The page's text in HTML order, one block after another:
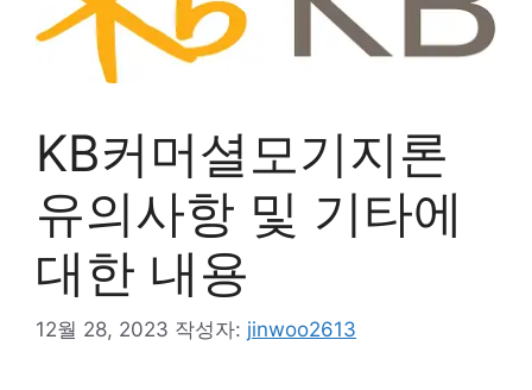
KB커머셜모기지론
유의사항 및 기타에
대한 내용
12월 28, 2023 작성자: jinwoo2613